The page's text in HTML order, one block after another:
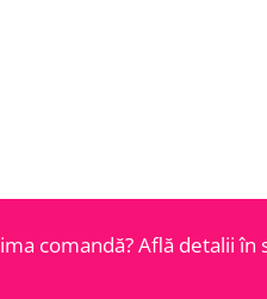
comandă? Află detalii în